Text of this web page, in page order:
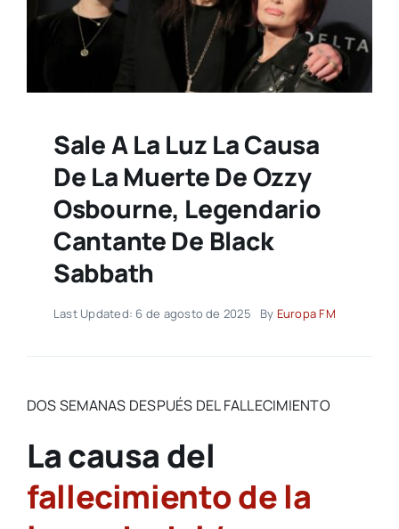
Sale A La Luz La Causa
De La Muerte De Ozzy
Osbourne, Legendario
Cantante De Black
Sabbath
Last Updated: 6 de agosto de 2025 By Europa FM
DOS SEMANAS DESPUÉS DEL FALLECIMIENTO
La causa del
fallecimiento de la